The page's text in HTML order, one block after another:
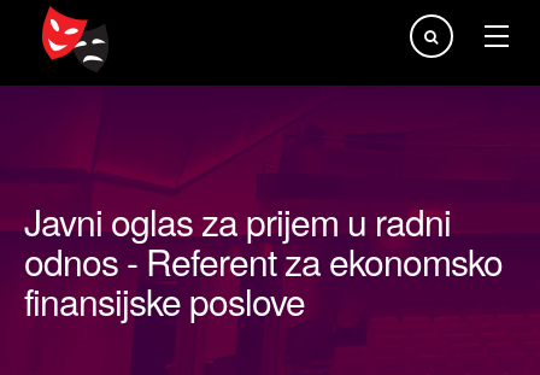
Traži...
Javni oglas za prijem u radni
odnos - Referent za ekonomsko
finansijske poslove